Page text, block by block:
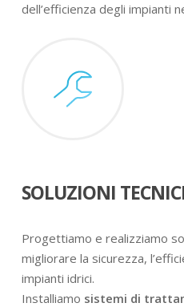
dell’efficienza degli impianti
SOLUZIONI
Progettiamo e realizziamo
migliorare la sicurezza,
impianti idrici.
Installiamo sistemi di